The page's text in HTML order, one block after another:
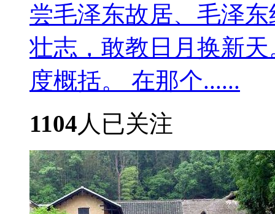
尝毛泽东故居、毛泽
壮志，敢教日月换新
度概括。 在那个......
1104 人已关注